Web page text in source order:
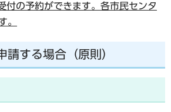
付の予約ができます。各市民センタ
。
請する場合（原則）